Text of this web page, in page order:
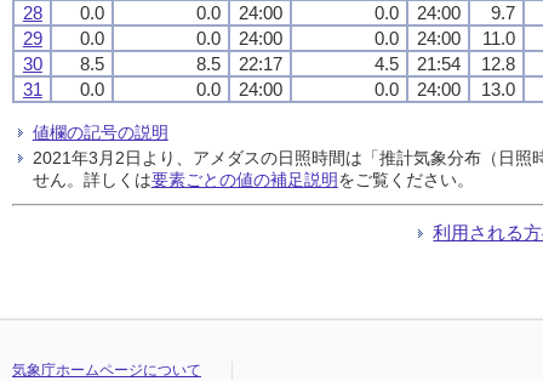
28
0.0 0.0 24:00 0.0 24:00
9.7
29
0.0 0.0 24:00 0.0 24:00
11.0
30
8.5 8.5 22:17 4.5 21:54
12.8
31
0.0 0.0 24:00 0.0 24:00 13.0
値欄の記号の説明
2021年3月2日より、アメダスの日照時間は「推計気象分布（日
せん。詳しくは要素ごとの値の補足説明をご覧ください。
利用される
気象庁ホームページについて